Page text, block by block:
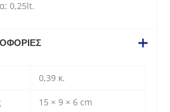
0,25lt.
0,39 κ.
15 × 9 × 6 cm